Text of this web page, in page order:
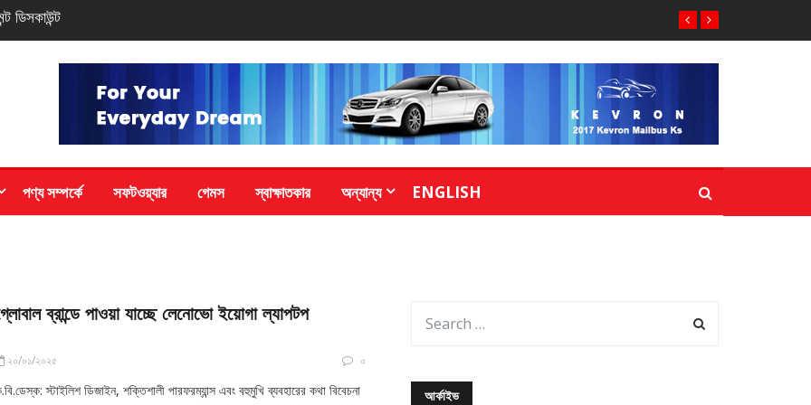
সাড়ে
পণ্য সম্পর্কে সফটওয়্যার গেমস স্বাক্ষাতকার অন্যান্য ENGLISH
ব্রান্ডে পাওয়া যাচ্ছে লেনোভো ইয়োগা ল্যাপটপ
২০/০১/২০২৫ ০
স্টাইলিশ ডিজাইন, শক্তিশালী পারফরম্যান্স এবং বহুমুখি ব্যবহারের কথা বিবেচনা
আর্কাইভ